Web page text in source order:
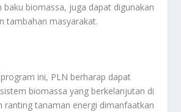
baku biomassa, juga dapat digunakan
tambahan masyarakat.
ini, PLN berharap dapat
biomassa yang berkelanjutan di
ranting tanaman energi dimanfaatkan